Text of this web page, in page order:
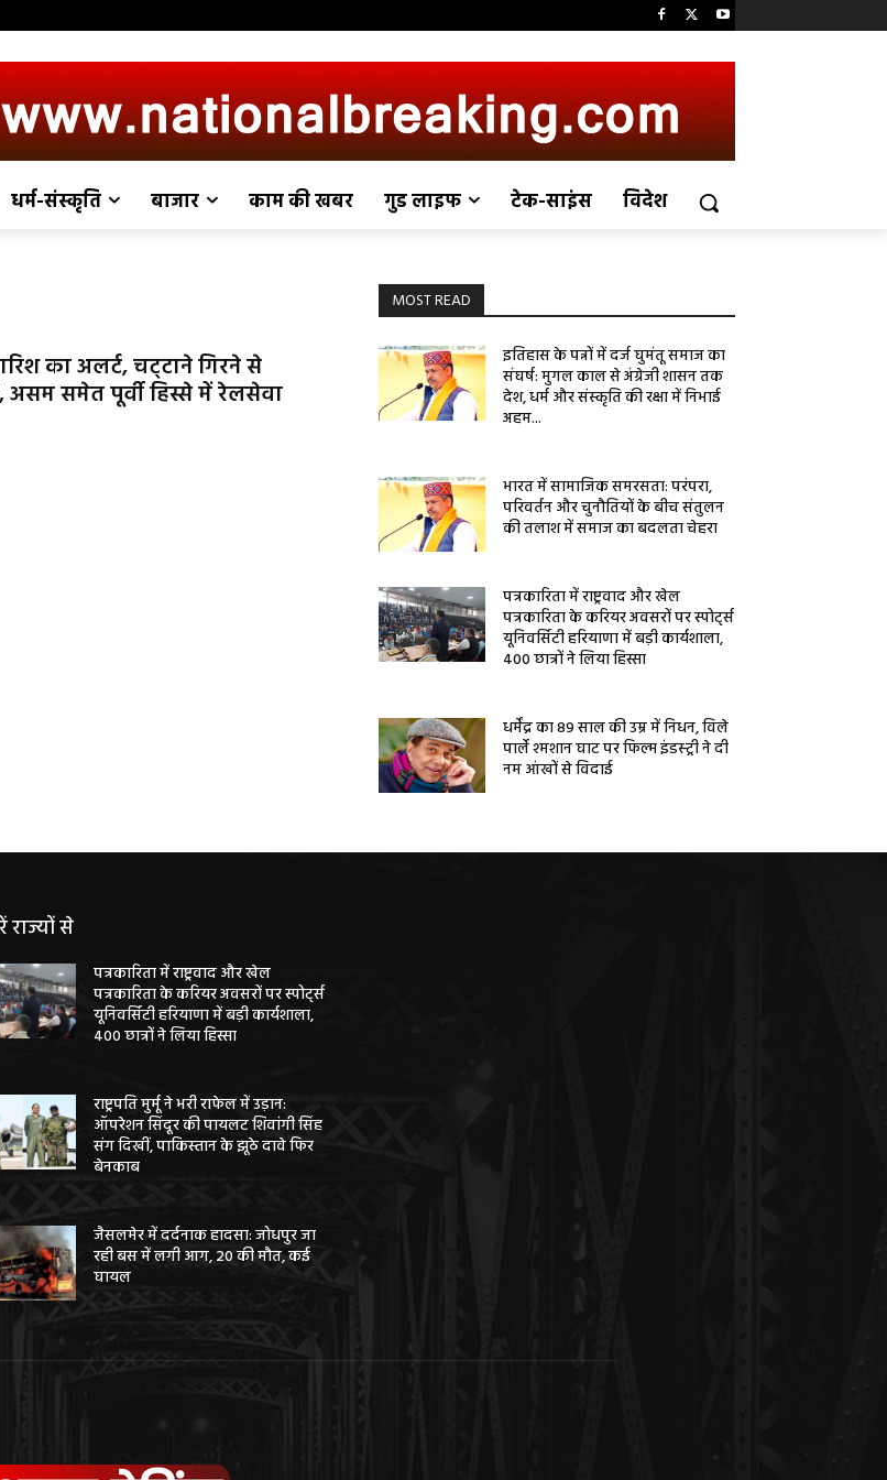
धर्म-संस्कृति बाजार काम की खबर गुड लाइफ टेक-साइंस विदेश
का अलर्ट, चट्‌टाने गिरने से
समेत पूर्वी हिस्से में रेलसेवा
MOST READ
इतिहास के पन्नों में दर्ज घुमंतू समाज का
संघर्ष: मुगल काल से अंग्रेजी शासन तक
देश, धर्म और संस्कृति की रक्षा में निभाई
अहम...
भारत में सामाजिक समरसता: परंपरा,
परिवर्तन और चुनौतियों के बीच संतुलन
की तलाश में समाज का बदलता चेहरा
पत्रकारिता में राष्ट्रवाद और खेल
पत्रकारिता के करियर अवसरों पर स्पोर्ट्स
यूनिवर्सिटी हरियाणा में बड़ी कार्यशाला,
400 छात्रों ने लिया हिस्सा
धर्मेंद्र का 89 साल की उम्र में निधन, विले
पार्ले श्मशान घाट पर फिल्म इंडस्ट्री ने दी
नम आंखों से विदाई
से
पत्रकारिता में राष्ट्रवाद और खेल
पत्रकारिता के करियर अवसरों पर स्पोर्ट्स
यूनिवर्सिटी हरियाणा में बड़ी कार्यशाला,
400 छात्रों ने लिया हिस्सा
राष्ट्रपति मुर्मू ने भरी राफेल में उड़ान:
ऑपरेशन सिंदूर की पायलट शिवांगी सिंह
संग दिखीं, पाकिस्तान के झूठे दावे फिर
बेनकाब
जैसलमेर में दर्दनाक हादसा: जोधपुर जा
रही बस में लगी आग, 20 की मौत, कई
घायल